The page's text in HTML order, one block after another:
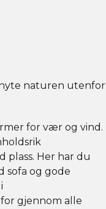
naturen utenfor
for vær og vind.
plass. Her har du
sofa og gode
gjennom alle